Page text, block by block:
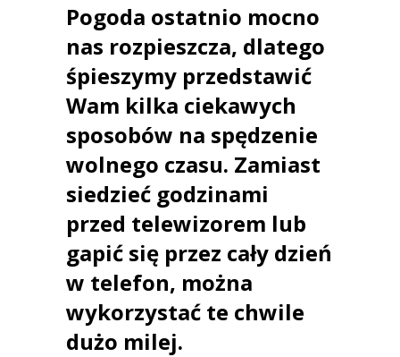
Pogoda ostatnio mocno
nas rozpieszcza, dlatego
śpieszymy przedstawić
Wam kilka ciekawych
sposobów na spędzenie
wolnego czasu. Zamiast
siedzieć godzinami
przed telewizorem lub
gapić się przez cały dzień
w telefon, można
wykorzystać te chwile
dużo milej.